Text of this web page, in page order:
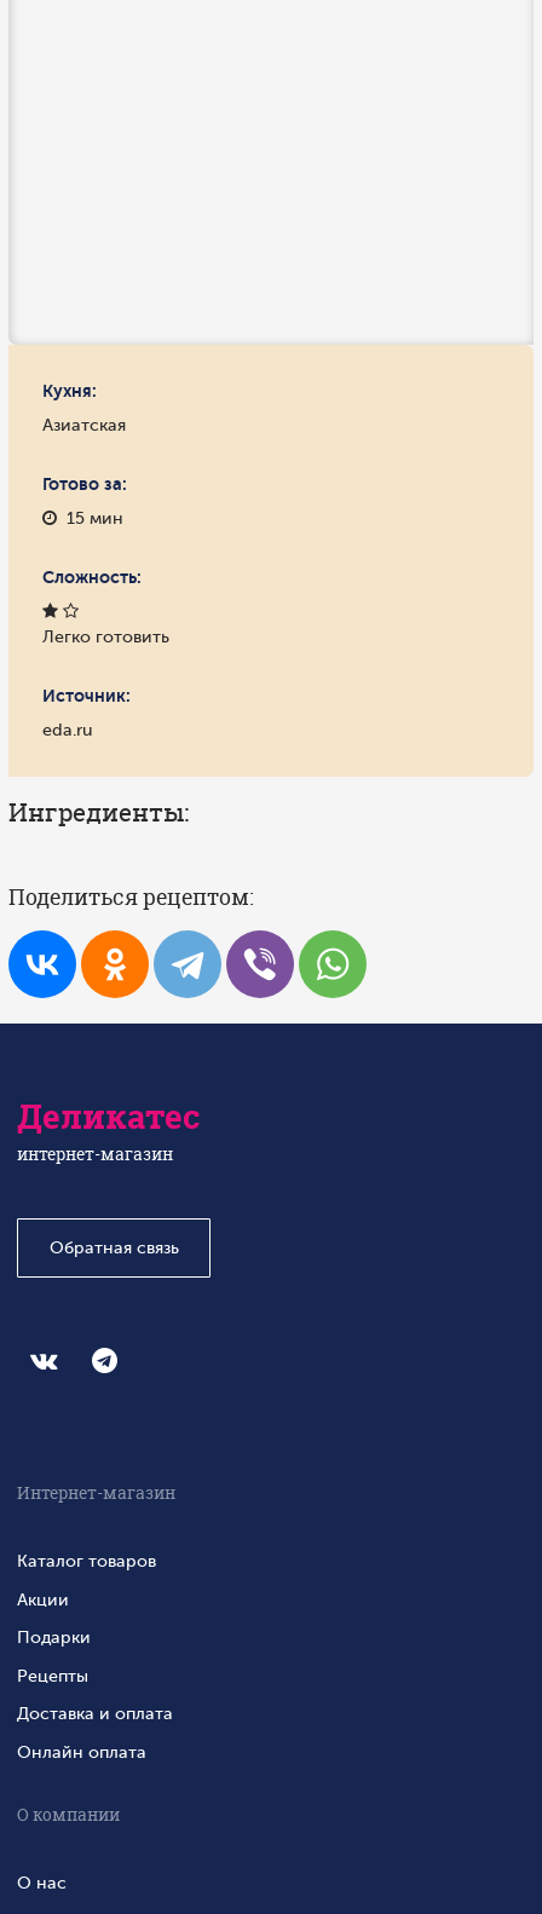
Кухня:
Азиатская
Готово за:
15 мин
Сложность:
Легко готовить
Источник:
eda.ru
Ингредиенты:
Поделиться рецептом:
Деликатес
интернет-магазин
Обратная связь
Интернет-магазин
Каталог товаров
Акции
Подарки
Рецепты
Доставка и оплата
Онлайн оплата
О компании
О нас